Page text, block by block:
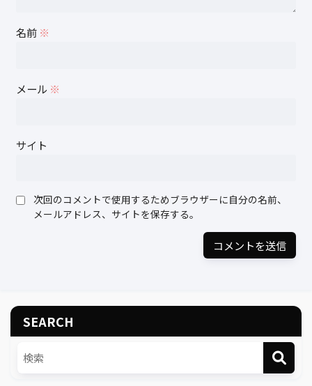
名前 ※
メール ※
サイト
次回のコメントで使用するためブラウザーに自分の名前、
メールアドレス、サイトを保存する。
SEARCH